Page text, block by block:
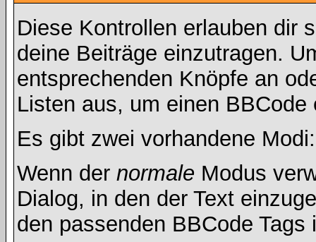
Diese Kontrollen erlauben dir
deine Beiträge einzutragen.
entsprechenden Knöpfe an
Listen aus, um einen BBCode
Es gibt zwei vorhandene
Wenn der normale Modus
Dialog, in den der Text
den passenden BBCode